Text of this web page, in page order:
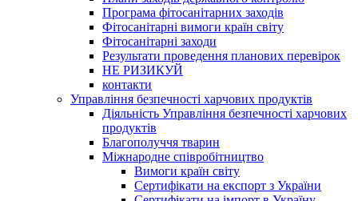
Програма фітосанітарних заходів
Фітосанітарні вимоги країн світу
Фітосанітарні заходи
Результати проведення планових перевірок
НЕ РИЗИКУЙ
контакти
Управління безпечності харчових продуктів
Діяльність Управління безпечності харчових
продуктів
Благополуччя тварин
Міжнародне співробітництво
Вимоги країн світу
Сертифікати на експорт з України